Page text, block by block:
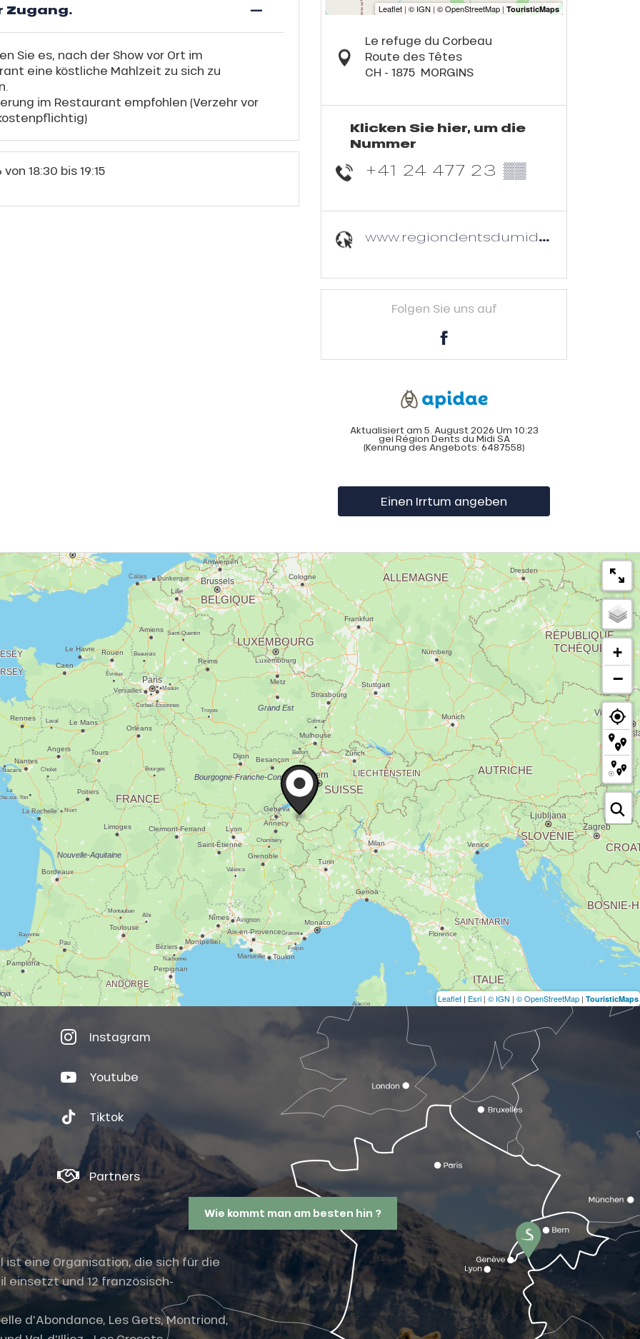
Zugang. —
Sie es, nach der Show vor Ort im
eine köstliche Mahlzeit zu sich zu
im Restaurant empfohlen (Verzehr vor
von 18:30 bis 19:15
Le refuge du Corbeau
Route des Têtes
CH - 1875 MORGINS
Klicken Sie hier, um die
Nummer
+41 24 477 23 ▒▒
www.regiondentsdumidi.ch
Folgen Sie uns auf
Aktualisiert am 5. August 2026 Um 10:23
gei Région Dents du Midi SA
(Kennung des Angebots: 6487558)
Einen Irrtum angeben
+
−
Leaflet | Esri | © IGN | © OpenStreetMap | TouristicMaps
Instagram
Youtube
Tiktok
Partners
eine Organisation, die sich für die
einsetzt und 12 französisch-
d'Abondance, Les Gets, Montriond,
Wie kommt man am besten hin ?